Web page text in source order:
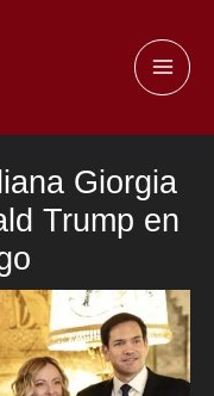
Giorgia
Trump en